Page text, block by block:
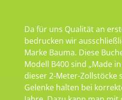
Da für uns Qualität an
bedrucken wir
Marke Bauma. Diese
Modell B400 sind „Made
dieser 2-Meter-
Gelenke halten bei